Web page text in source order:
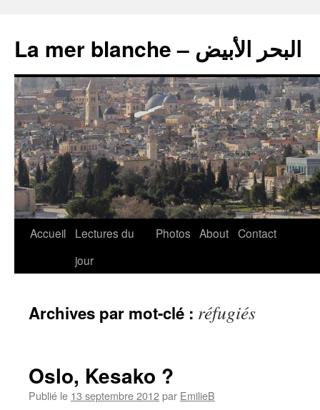
La mer blanche – البحر الأبيض
Accueil
Lectures du
jour
Photos About Contact
Archives par mot-clé : réfugiés
Oslo, Kesako ?
Publié le 13 septembre 2012par EmilieB